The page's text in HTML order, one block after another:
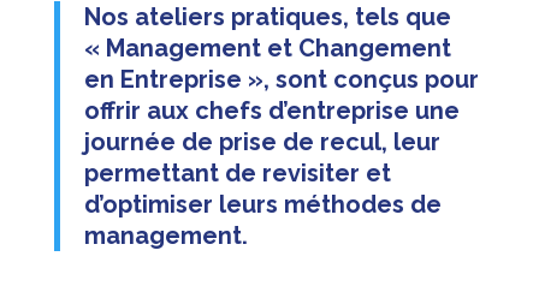
Nos ateliers pratiques, tels que
« Management et Changement
en Entreprise », sont conçus pour
offrir aux chefs d’entreprise une
journée de prise de recul, leur
permettant de revisiter et
d’optimiser leurs méthodes de
management.